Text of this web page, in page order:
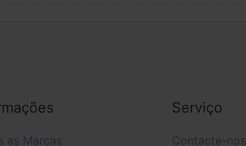
as Marcas
Serviço
Contacte-nos